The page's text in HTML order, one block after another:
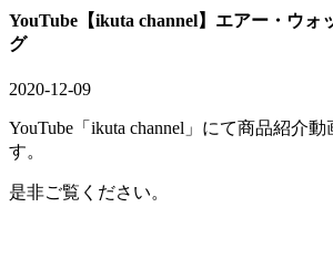
YouTube【ikuta channel】エアー・ウォ
グ
2020-12-09
YouTube「ikuta channel」にて商品紹介
す。
是非ご覧ください。